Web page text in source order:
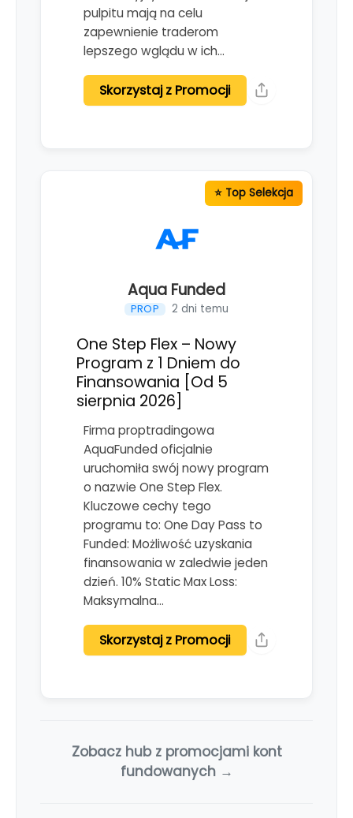
pulpitu mają na celu
zapewnienie traderom
lepszego wglądu w ich…
Skorzystaj z Promocji
Aqua Funded
PROP 2 dni temu
One Step Flex – Nowy
Program z 1 Dniem do
Finansowania [Od 5
sierpnia 2026]
Firma proptradingowa
AquaFunded oficjalnie
uruchomiła swój nowy program
o nazwie One Step Flex.
Kluczowe cechy tego
programu to: One Day Pass to
Funded: Możliwość uzyskania
finansowania w zaledwie jeden
dzień. 10% Static Max Loss:
Maksymalna…
Skorzystaj z Promocji
Zobacz hub z promocjami kont
fundowanych →